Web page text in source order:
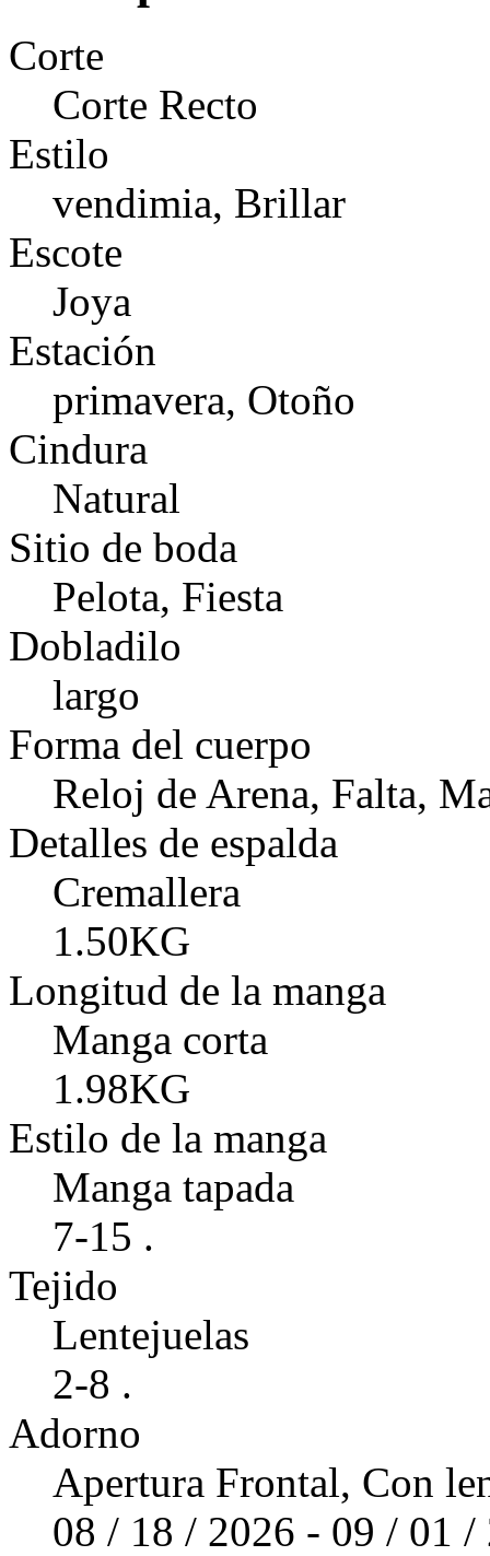
Corte
Corte Recto
Estilo
vendimia, Brillar
Escote
Joya
Estación
primavera, Otoño
Cindura
Natural
Sitio de boda
Pelota, Fiesta
Dobladilo
largo
Forma del cuerpo
Reloj de Arena, Falta,
Detalles de espalda
Cremallera
1.50KG
Longitud de la manga
Manga corta
1.98KG
Estilo de la manga
Manga tapada
7-15 .
Tejido
Lentejuelas
2-8 .
Adorno
Apertura Frontal, Con
08 / 18 / 2026 - 09 / 01 /